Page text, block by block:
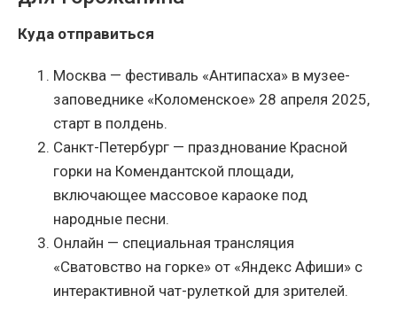
Куда отправиться
Москва — фестиваль «Антипасха» в музее-
заповеднике «Коломенское» 28 апреля 2025,
старт в полдень.
Санкт-Петербург — празднование Красной
горки на Комендантской площади,
включающее массовое караоке под
народные песни.
Онлайн — специальная трансляция
«Сватовство на горке» от «Яндекс Афиши» с
интерактивной чат-рулеткой для зрителей.